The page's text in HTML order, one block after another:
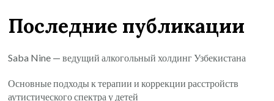
Последние публикации
Saba Nine — ведущий алкогольный холдинг Узбекистана
Основные подходы к терапии и коррекции расстройств
аутистического спектра у детей